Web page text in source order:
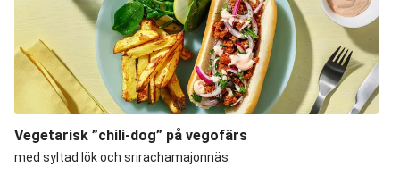
Vegetarisk ”chili-dog” på vegofärs
med syltad lök och srirachamajonnäs